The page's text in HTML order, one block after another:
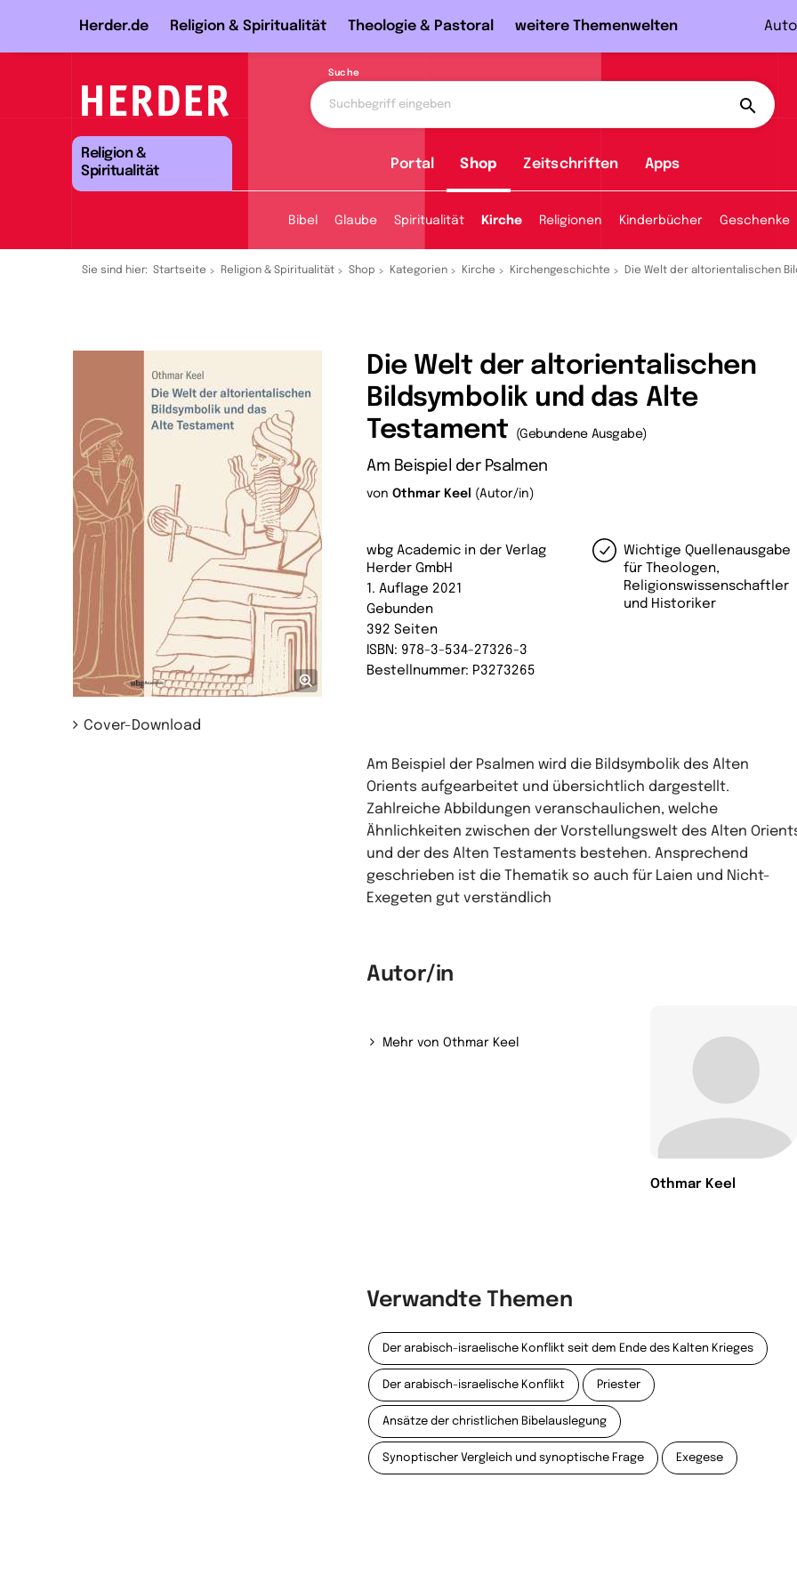
Herder.de Religion & Spiritualität Theologie & Pastoral weitere Themenwelten
Suche
Religion &
Spiritualität
Portal Shop Zeitschriften Apps
Bibel Glaube Spiritualität Kirche Religionen Kinderbücher Geschenke
Sie sind hier: Startseite Religion & Spiritualität Shop Kategorien Kirche Kirchengeschichte Die Welt der altorientalischen
Cover-Download
Die Welt der altorientalischen
Bildsymbolik und das Alte
Testament
(Gebundene Ausgabe)
Am Beispiel der Psalmen
von Othmar Keel (Autor/in)
Wichtige Quellenausgabe
für Theologen,
Religionswissenschaftler
und Historiker
wbg Academic in der Verlag
Herder GmbH
1. Auflage 2021
Gebunden
392 Seiten
ISBN: 978-3-534-27326-3
Bestellnummer: P3273265
Am Beispiel der Psalmen wird die Bildsymbolik des Alten
Orients aufgearbeitet und übersichtlich dargestellt.
Zahlreiche Abbildungen veranschaulichen, welche
Ähnlichkeiten zwischen der Vorstellungswelt des Alten
und der des Alten Testaments bestehen. Ansprechend
geschrieben ist die Thematik so auch für Laien und Nicht-
Exegeten gut verständlich
Autor/in
Othmar Keel
Mehr von Othmar Keel
Verwandte Themen
Der arabisch-israelische Konflikt seit dem Ende des Kalten Krieges
Der arabisch-israelische Konflikt Priester
Ansätze der christlichen Bibelauslegung
Synoptischer Vergleich und synoptische Frage Exegese